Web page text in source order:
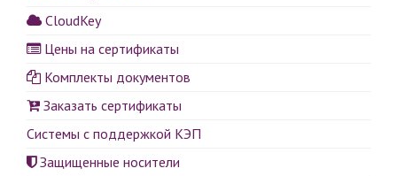
CloudKey
Цены на сертификаты
Комплекты документов
Заказать сертификаты
Системы с поддержкой КЭП
Защищенные носители